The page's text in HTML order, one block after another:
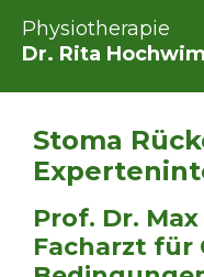
Physiotherapie
Dr. Rita
Stoma
Prof. Dr.
Facharzt für